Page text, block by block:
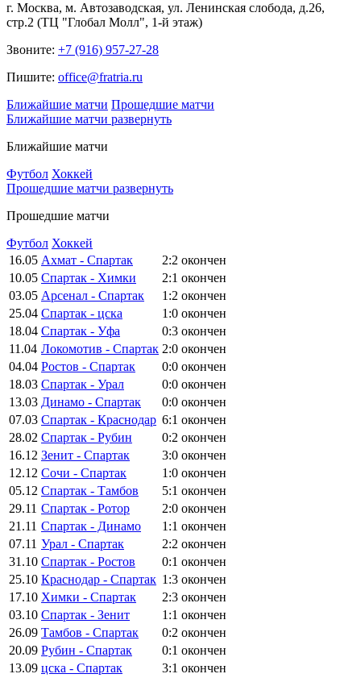
г. Москва, м. Автозаводская, ул. Ленинская слобода, д.26,
стр.2 (ТЦ "Глобал Молл", 1-й этаж)
Звоните: +7 (916) 957-27-28
Пишите: office@fratria.ru
Ближайшие матчи Прошедшие матчи
Ближайшие матчи развернуть
Ближайшие матчи
Футбол Хоккей
Прошедшие матчи развернуть
Прошедшие матчи
Футбол Хоккей
16.05 Ахмат - Спартак 2:2 окончен
10.05 Спартак - Химки 2:1 окончен
03.05 Арсенал - Спартак 1:2 окончен
25.04 Спартак - цска 1:0 окончен
18.04 Спартак - Уфа 0:3 окончен
11.04 Локомотив - Спартак 2:0 окончен
04.04 Ростов - Спартак 0:0 окончен
18.03 Спартак - Урал 0:0 окончен
13.03 Динамо - Спартак 0:0 окончен
07.03 Спартак - Краснодар 6:1 окончен
28.02 Спартак - Рубин 0:2 окончен
16.12 Зенит - Спартак 3:0 окончен
12.12 Сочи - Спартак 1:0 окончен
05.12 Спартак - Тамбов 5:1 окончен
29.11 Спартак - Ротор 2:0 окончен
21.11 Спартак - Динамо 1:1 окончен
07.11 Урал - Спартак 2:2 окончен
31.10 Спартак - Ростов 0:1 окончен
25.10 Краснодар - Спартак 1:3 окончен
17.10 Химки - Спартак 2:3 окончен
03.10 Спартак - Зенит 1:1 окончен
26.09 Тамбов - Спартак 0:2 окончен
20.09 Рубин - Спартак 0:1 окончен
13.09 цска - Спартак 3:1 окончен